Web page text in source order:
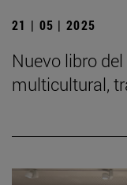
21 | 05 | 2025
Nuevo libro
multicultural,